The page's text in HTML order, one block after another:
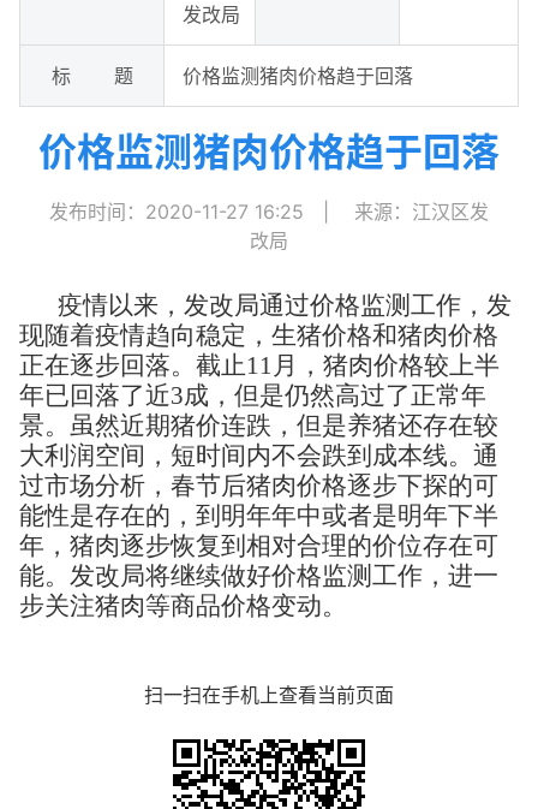
发改局
标 题 价格监测猪肉价格趋于回落
价格监测猪肉价格趋于回落
发布时间：2020-11-27 16:25
来源：江汉区发
改局
疫情以来，发改局通过价格监测工作 ， 发
现随着疫情趋向稳定， 生猪价格和猪肉价格
正在逐步回落。截止11月，猪肉价格较上半
年已回落了近3成， 但是仍然高过了正常年
景。 虽然近期猪价连跌，但是养猪还存在较
大利润空间 ， 短时间内不会跌到成本线。通
过市场分析， 春节后猪肉价格逐步下探的可
能性是存在的 ， 到明年年中或者是明年下半
年，猪肉逐步恢复到相对合理的价位存在可
能。发改局将继续做好价格监测工作，进一
步关注猪肉等商品价格变动。
扫一扫在手机上查看当前页面